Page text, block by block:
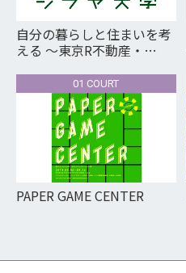
自分の暮らしと住まいを考
える ～東京R不動産・
01 COURT
PAPER GAME CENTER